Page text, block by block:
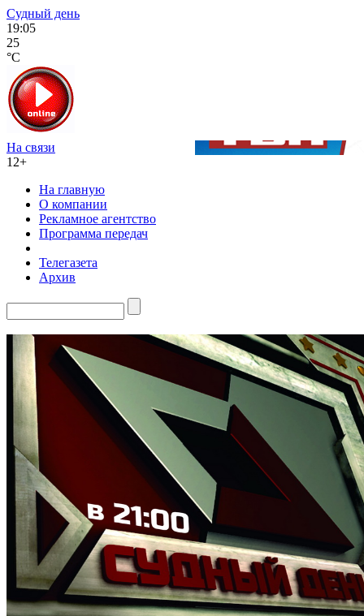
Судный день
19:05
25
°C
На связи
12+
На главную
О компании
Рекламное агентство
Программа передач
Телегазета
Архив